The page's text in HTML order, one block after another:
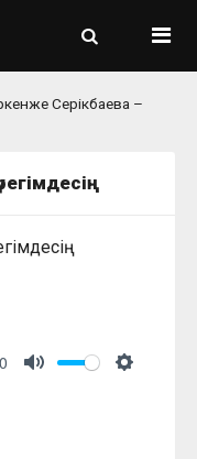
Серікбаева –